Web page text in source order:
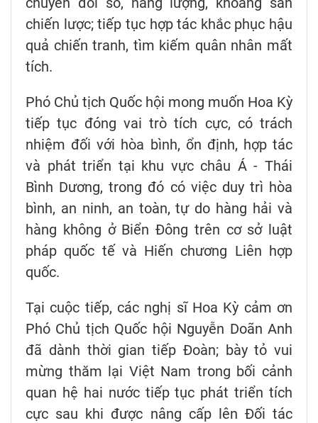
chiến lược; tiếp tục hợp tác khắc phục hậu
quả chiến tranh, tìm kiếm quân nhân mất
tích.
Phó Chủ tịch Quốc hội mong muốn Hoa Kỳ
tiếp tục đóng vai trò tích cực, có trách
nhiệm đối với hòa bình, ổn định, hợp tác
và phát triển tại khu vực châu Á - Thái
Bình Dương, trong đó có việc duy trì hòa
bình, an ninh, an toàn, tự do hàng hải và
hàng không ở Biển Đông trên cơ sở luật
pháp quốc tế và Hiến chương Liên hợp
quốc.
Tại cuộc tiếp, các nghị sĩ Hoa Kỳ cảm ơn
Phó Chủ tịch Quốc hội Nguyễn Doãn Anh
đã dành thời gian tiếp Đoàn; bày tỏ vui
mừng thăm lại Việt Nam trong bối cảnh
quan hệ hai nước tiếp tục phát triển tích
cực sau khi được nâng cấp lên Đối tác